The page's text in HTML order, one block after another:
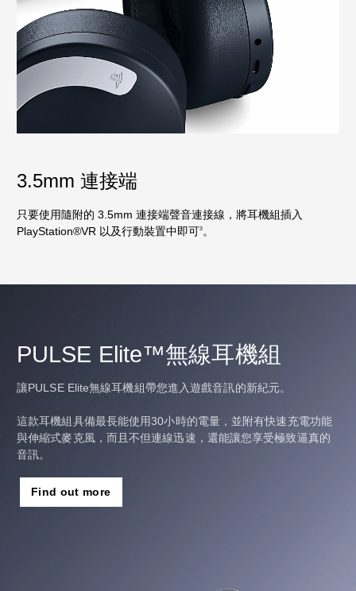
3.5mm 連接端
只要使用隨附的 3.5mm 連接端聲音連接線，將耳機組插入
PlayStation®VR 以及行動裝置中即可3 。
PULSE Elite™無線耳機組
讓PULSE Elite無線耳機組帶您進入遊戲音訊的新紀元。
這款耳機組具備最長能使用30小時的電量，並附有快速充電功能
與伸縮式麥克風，而且不但連線迅速，還能讓您享受極致逼真的
音訊。
Find out more